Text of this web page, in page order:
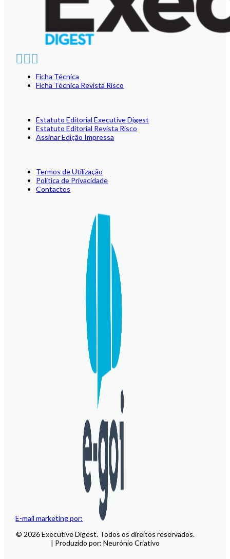
E-mail marketing por:
Ficha Técnica
Ficha Técnica Revista Risco
Estatuto Editorial Executive Digest
Estatuto Editorial Revista Risco
Assinar Edição Impressa
Termos de Utilização
Política de Privacidade
Contactos
© 2026 Executive Digest. Todos os direitos reservados.
| Produzido por: Neurónio Criativo